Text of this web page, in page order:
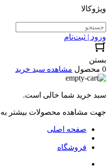
ویژوکالا
ورود | ثبت‌نام
بستن
0 محصول
مشاهده سبد خرید
سبد خرید شما خالی است.
جهت مشاهده محصولات بیشتر به
صفحه اصلی
فروشگاه